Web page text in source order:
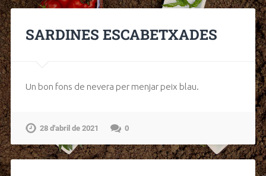
SARDINES ESCABETXADES
Un bon fons de nevera per menjar peix blau.
28 d'abril de 2021 0